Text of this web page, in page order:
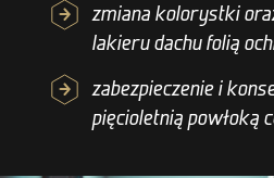
zmiana kolorystki
lakieru dachu folią
zabezpieczenie i
pięcioletnią powłoką